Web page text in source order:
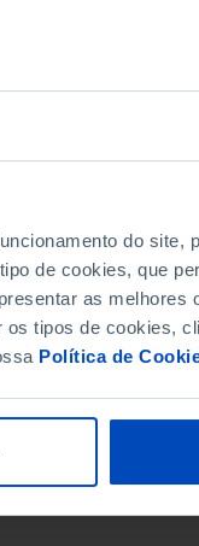
do site,
de cookies, que
as melhores
tipos de cookies,
Política de